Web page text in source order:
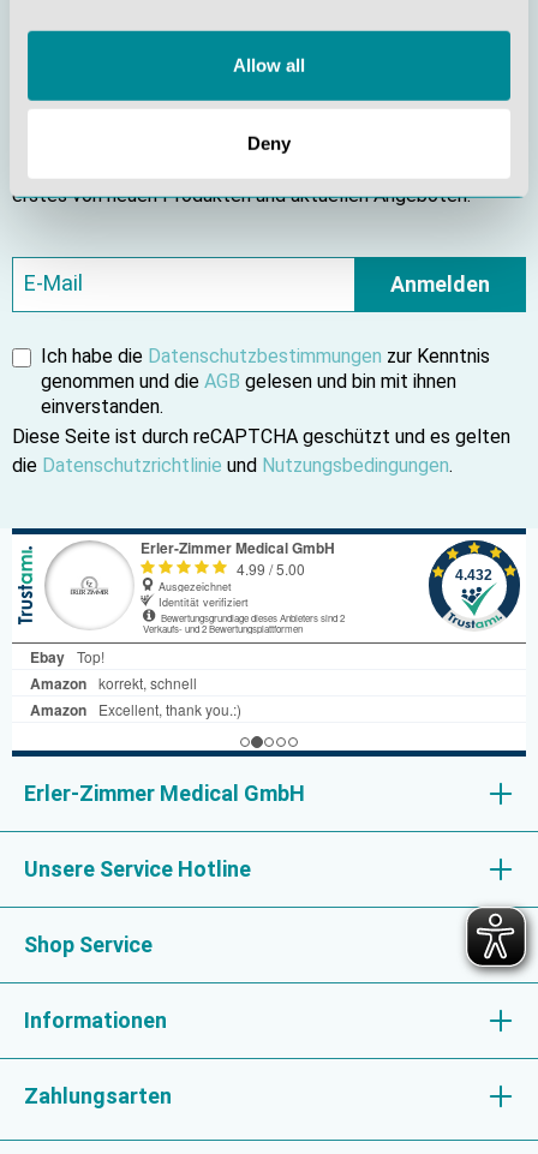
Allow all
Deny
Bleiben Sie informiert
erstes von neuen Produkten und aktuellen Angeboten.
Anmelden
Ich habe die Datenschutzbestimmungen zur Kenntnis
genommen und die AGB gelesen und bin mit ihnen
einverstanden.
Diese Seite ist durch reCAPTCHA geschützt und es gelten
die Datenschutzrichtlinie und Nutzungsbedingungen.
Erler-Zimmer Medical GmbH
Unsere Service Hotline
Shop Service
Informationen
Zahlungsarten